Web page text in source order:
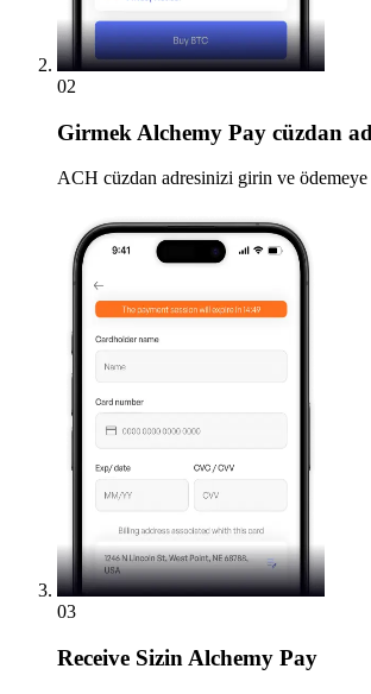
02
Girmek Alchemy Pay cüzdan
ACH cüzdan adresinizi girin ve ödemeye
03
Receive Sizin Alchemy Pay